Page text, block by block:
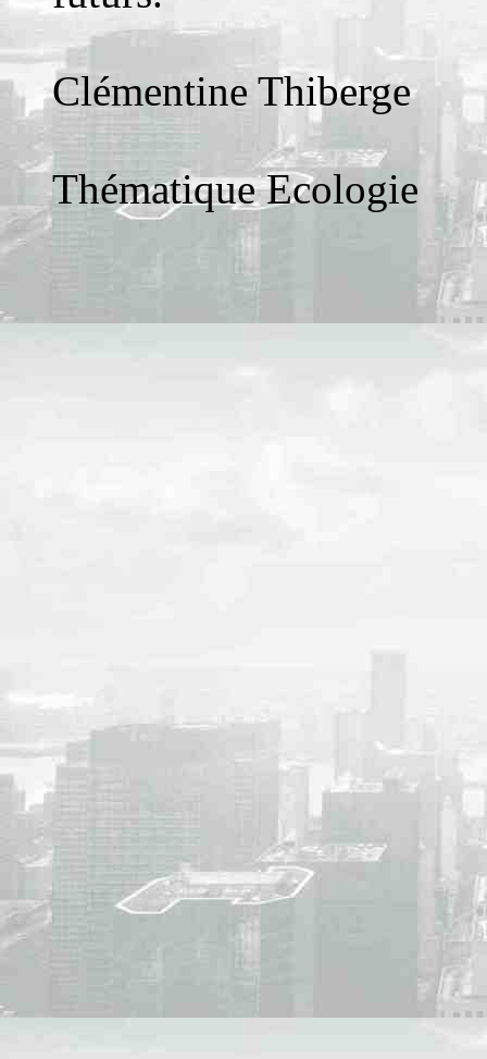
Clémentine Thiberge
Thématique Ecologie